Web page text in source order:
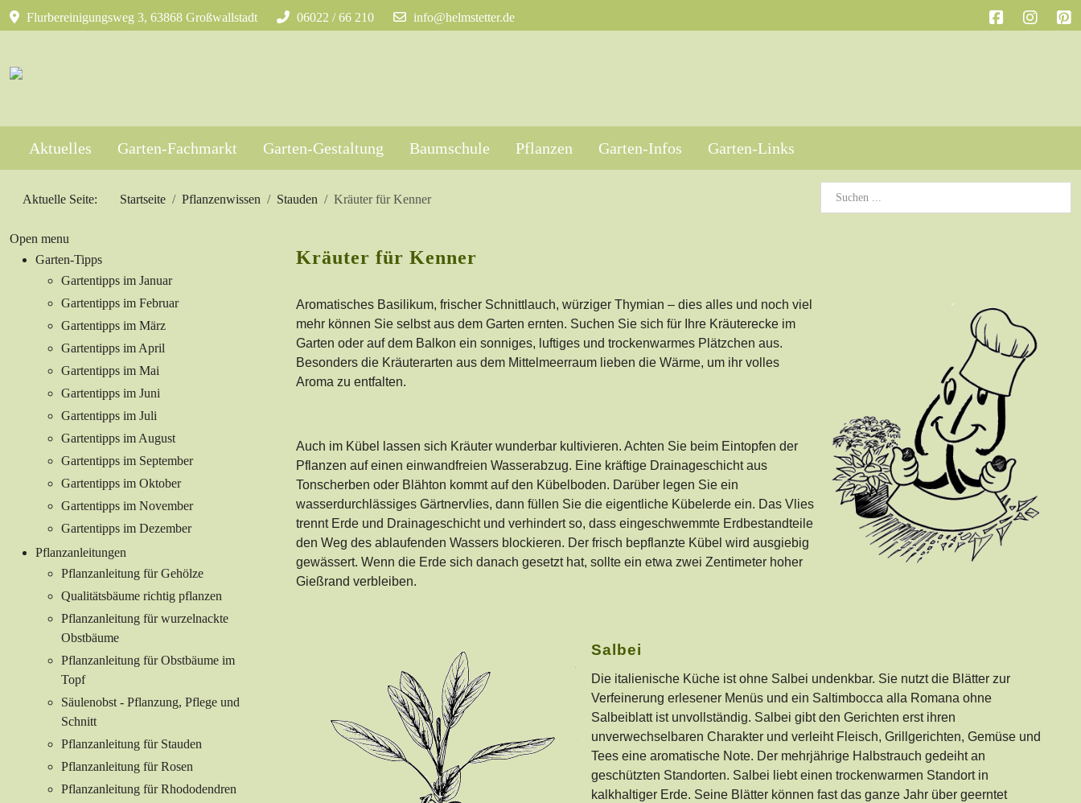
Flurbereinigungsweg 3, 63868 Großwallstadt 06022 / 66 210 info@helmstetter.de
Aktuelles Garten-Fachmarkt Garten-Gestaltung Baumschule Pflanzen Garten-Infos Garten-Links
Aktuelle Seite: Startseite Pflanzenwissen Stauden Kräuter für Kenner
Open menu
Garten-Tipps
Gartentipps im Januar
Gartentipps im Februar
Gartentipps im März
Gartentipps im April
Gartentipps im Mai
Gartentipps im Juni
Gartentipps im Juli
Gartentipps im August
Gartentipps im September
Gartentipps im Oktober
Gartentipps im November
Gartentipps im Dezember
Pflanzanleitungen
Pflanzanleitung für Gehölze
Qualitätsbäume richtig pflanzen
Pflanzanleitung für wurzelnackte
Obstbäume
Pflanzanleitung für Obstbäume im
Topf
Säulenobst - Pflanzung, Pflege und
Schnitt
Pflanzanleitung für Stauden
Pflanzanleitung für Rosen
Pflanzanleitung für Rhododendren
Kräuter für Kenner
Aromatisches Basilikum, frischer Schnittlauch, würziger Thymian – dies alles und noch viel
mehr können Sie selbst aus dem Garten ernten. Suchen Sie sich für Ihre Kräuterecke im
Garten oder auf dem Balkon ein sonniges, luftiges und trockenwarmes Plätzchen aus.
Besonders die Kräuterarten aus dem Mittelmeerraum lieben die Wärme, um ihr volles
Aroma zu entfalten.
Auch im Kübel lassen sich Kräuter wunderbar kultivieren. Achten Sie beim Eintopfen der
Pflanzen auf einen einwandfreien Wasserabzug. Eine kräftige Drainageschicht aus
Tonscherben oder Blähton kommt auf den Kübelboden. Darüber legen Sie ein
wasserdurchlässiges Gärtnervlies, dann füllen Sie die eigentliche Kübelerde ein. Das Vlies
trennt Erde und Drainageschicht und verhindert so, dass eingeschwemmte Erdbestandteile
den Weg des ablaufenden Wassers blockieren. Der frisch bepflanzte Kübel wird ausgiebig
gewässert. Wenn die Erde sich danach gesetzt hat, sollte ein etwa zwei Zentimeter hoher
Gießrand verbleiben.
Salbei
Die italienische Küche ist ohne Salbei undenkbar. Sie nutzt die Blätter zur
Verfeinerung erlesener Menüs und ein Saltimbocca alla Romana ohne
Salbeiblatt ist unvollständig. Salbei gibt den Gerichten erst ihren
unverwechselbaren Charakter und verleiht Fleisch, Grillgerichten, Gemüse und
Tees eine aromatische Note. Der mehrjährige Halbstrauch gedeiht an
geschützten Standorten. Salbei liebt einen trockenwarmen Standort in
kalkhaltiger Erde. Seine Blätter können fast das ganze Jahr über geerntet